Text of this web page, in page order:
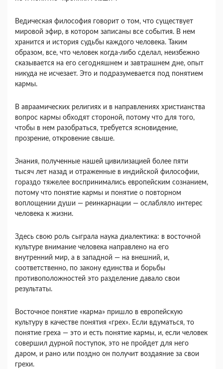
Ведическая философия говорит о том, что существует
мировой эфир, в котором записаны все события. В нем
хранится и история судьбы каждого человека. Таким
образом, все, что человек когда-либо сделал, неизбежно
сказывается на его сегодняшнем и завтрашнем дне, опыт
никуда не исчезает. Это и подразумевается под понятием
кармы.
В авраамических религиях и в направлениях христианства
вопрос кармы обходят стороной, потому что для того,
чтобы в нем разобраться, требуется ясновидение,
прозрение, откровение свыше.
Знания, полученные нашей цивилизацией более пяти
тысяч лет назад и отраженные в индийской философии,
гораздо тяжелее воспринимались европейским сознанием,
потому что понятие кармы и понятие о повторном
воплощении души — реинкарнации — ослабляло интерес
человека к жизни.
Здесь свою роль сыграла наука диалектика: в восточной
культуре внимание человека направлено на его
внутренний мир, а в западной — на внешний, и,
соответственно, по закону единства и борьбы
противоположностей это разделение давало свои
результаты.
Восточное понятие «карма» пришло в европейскую
культуру в качестве понятия «грех». Если вдуматься, то
понятие греха — это и есть понятие кармы, и, если человек
совершил дурной поступок, это не пройдет для него
даром, и рано или поздно он получит воздаяние за свои
грехи.